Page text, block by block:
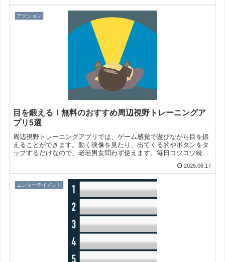
アクション
目を鍛える！無料のおすすめ周辺視野トレーニングア
プリ5選
周辺視野トレーニングアプリでは、ゲーム感覚で遊びながら目を鍛
えることができます。動く映像を見たり、出てくる的やボタンをタ
ップするだけなので、老若男女問わず使えます。毎日コツコツ続け
のおすすめ周辺視野トレーニングアプリをご紹介いたします。2025.06.17
エンターテイメント